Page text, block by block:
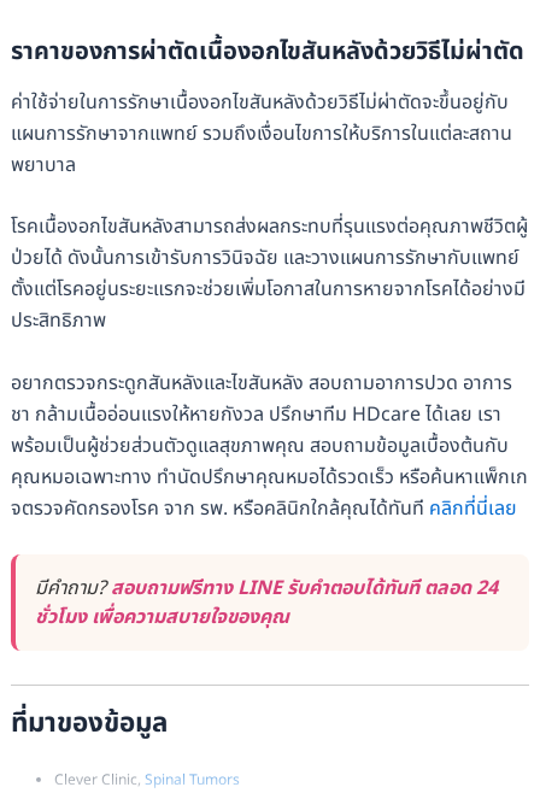
ราคาของการผ่าตัดเนื้องอกไขสันหลังด้วยวิธีไม่ผ่าตัด
ค่าใช้จ่ายในการรักษาเนื้องอกไขสันหลังด้วยวิธีไม่ผ่าตัดจะขึ้นอยู่กับ
แผนการรักษาจากแพทย์ รวมถึงเงื่อนไขการให้บริการในแต่ละสถาน
พยาบาล
โรคเนื้องอกไขสันหลังสามารถส่งผลกระทบที่รุนแรงต่อคุณภาพชีวิตผู้
ป่วยได้ ดังนั้นการเข้ารับการวินิจฉัย และวางแผนการรักษากับแพทย์
ตั้งแต่โรคอยู่นระยะแรกจะช่วยเพิ่มโอกาสในการหายจากโรคได้อย่างมี
ประสิทธิภาพ
อยากตรวจกระดูกสันหลังและไขสันหลัง สอบถามอาการปวด อาการ
ชา กล้ามเนื้ออ่อนแรงให้หายกังวล ปรึกษาทีม HDcare ได้เลย เรา
พร้อมเป็นผู้ช่วยส่วนตัวดูแลสุขภาพคุณ สอบถามข้อมูลเบื้องต้นกับ
คุณหมอเฉพาะทาง ทำนัดปรึกษาคุณหมอได้รวดเร็ว หรือค้นหาแพ็กเก
จตรวจคัดกรองโรค จาก รพ. หรือคลินิกใกล้คุณได้ทันที คลิกที่นี่เลย
มีคำถาม?สอบถามฟรีทาง LINE รับคำตอบได้ทันที ตลอด 24
ชั่วโมง เพื่อความสบายใจของคุณ
ที่มาของข้อมูล
Clever Clinic, Spinal Tumors